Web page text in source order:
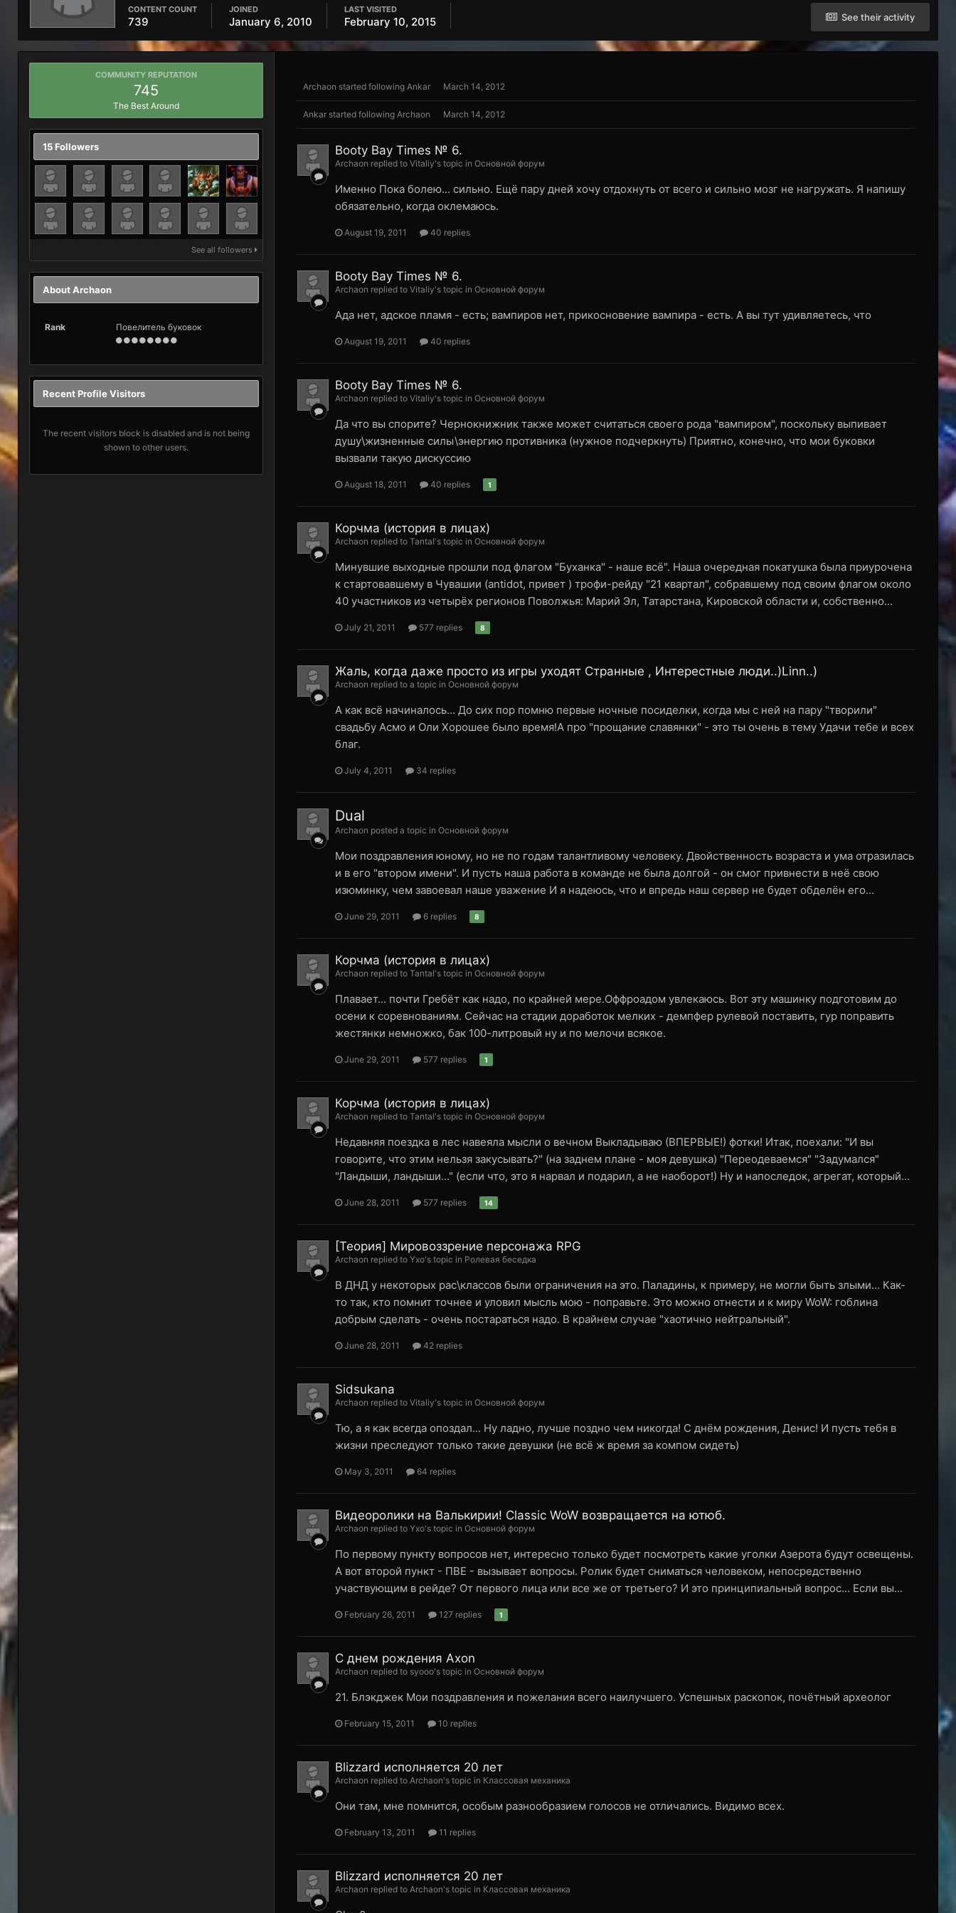
See their activity
CONTENT COUNT
739
JOINED
January 6, 2010
LAST VISITED
February 10, 2015
COMMUNITY REPUTATION
745
The Best Around
15 Followers
See all followers
About Archaon
Rank Повелитель буковок
Recent Profile Visitors
The recent visitors block is disabled and is not being
shown to other users.
Archaon started following Ankar March 14, 2012
Ankar started following Archaon March 14, 2012
Booty Bay Times № 6.
Archaon replied to Vitaliy's topic in Основной форум
Именно Пока болею... сильно. Ещё пару дней хочу отдохнуть от всего и сильно мозг не нагружать. Я напишу
обязательно, когда оклемаюсь.
August 19, 2011 40 replies
Booty Bay Times № 6.
Archaon replied to Vitaliy's topic in Основной форум
Ада нет, адское пламя - есть; вампиров нет, прикосновение вампира - есть. А вы тут удивляетесь, что
August 19, 2011 40 replies
Booty Bay Times № 6.
Archaon replied to Vitaliy's topic in Основной форум
Да что вы спорите? Чернокнижник также может считаться своего рода "вампиром", поскольку выпивает
душу\жизненные силы\энергию противника (нужное подчеркнуть) Приятно, конечно, что мои буковки
вызвали такую дискуссию
August 18, 2011 40 replies 1
Корчма (история в лицах)
Archaon replied to Tantal's topic in Основной форум
Минувшие выходные прошли под флагом "Буханка" - наше всё". Наша очередная покатушка была приурочена
к стартовавшему в Чувашии (antidot, привет ) трофи-рейду "21 квартал", собравшему под своим флагом около
40 участников из четырёх регионов Поволжья: Марий Эл, Татарстана, Кировской области и, собственно...
July 21, 2011 577 replies 8
Жаль, когда даже просто из игры уходят Странные , Интерестные люди..)Linn..)
Archaon replied to a topic in Основной форум
А как всё начиналось... До сих пор помню первые ночные посиделки, когда мы с ней на пару "творили"
свадьбу Асмо и Оли Хорошее было время!А про "прощание славянки" - это ты очень в тему Удачи тебе и всех
благ.
July 4, 2011 34 replies
Dual
Archaon posted a topic in Основной форум
Мои поздравления юному, но не по годам талантливому человеку. Двойственность возраста и ума отразилась
и в его "втором имени". И пусть наша работа в команде не была долгой - он смог привнести в неё свою
изюминку, чем завоевал наше уважение И я надеюсь, что и впредь наш сервер не будет обделён его...
June 29, 2011 6 replies 8
Корчма (история в лицах)
Archaon replied to Tantal's topic in Основной форум
Плавает... почти Гребёт как надо, по крайней мере.Оффроадом увлекаюсь. Вот эту машинку подготовим до
осени к соревнованиям. Сейчас на стадии доработок мелких - демпфер рулевой поставить, гур поправить
жестянки немножко, бак 100-литровый ну и по мелочи всякое.
June 29, 2011 577 replies 1
Корчма (история в лицах)
Archaon replied to Tantal's topic in Основной форум
Недавняя поездка в лес навеяла мысли о вечном Выкладываю (ВПЕРВЫЕ!) фотки! Итак, поехали: "И вы
говорите, что этим нельзя закусывать?" (на заднем плане - моя девушка) "Переодеваемся" "Задумался"
"Ландыши, ландыши..." (если что, это я нарвал и подарил, а не наоборот!) Ну и напоследок, агрегат, который...
June 28, 2011 577 replies 14
[Теория] Мировоззрение персонажа RPG
Archaon replied to Yxo's topic in Ролевая беседка
В ДНД у некоторых рас\классов были ограничения на это. Паладины, к примеру, не могли быть злыми... Как-
то так, кто помнит точнее и уловил мысль мою - поправьте. Это можно отнести и к миру WoW: гоблина
добрым сделать - очень постараться надо. В крайнем случае "хаотично нейтральный".
June 28, 2011 42 replies
Sidsukana
Archaon replied to Vitaliy's topic in Основной форум
Тю, а я как всегда опоздал... Ну ладно, лучше поздно чем никогда! С днём рождения, Денис! И пусть тебя в
жизни преследуют только такие девушки (не всё ж время за компом сидеть)
May 3, 2011 64 replies
Видеоролики на Валькирии! Classic WoW возвращается на ютюб.
Archaon replied to Yxo's topic in Основной форум
По первому пункту вопросов нет, интересно только будет посмотреть какие уголки Азерота будут освещены.
А вот второй пункт - ПВЕ - вызывает вопросы. Ролик будет сниматься человеком, непосредственно
участвующим в рейде? От первого лица или все же от третьего? И это принципиальный вопрос... Если вы...
February 26, 2011 127 replies 1
С днем рождения Axon
Archaon replied to syooo's topic in Основной форум
21. Блэкджек Мои поздравления и пожелания всего наилучшего. Успешных раскопок, почётный археолог
February 15, 2011 10 replies
Blizzard исполняется 20 лет
Archaon replied to Archaon's topic in Классовая механика
Они там, мне помнится, особым разнообразием голосов не отличались. Видимо всех.
February 13, 2011 11 replies
Blizzard исполняется 20 лет
Archaon replied to Archaon's topic in Классовая механика